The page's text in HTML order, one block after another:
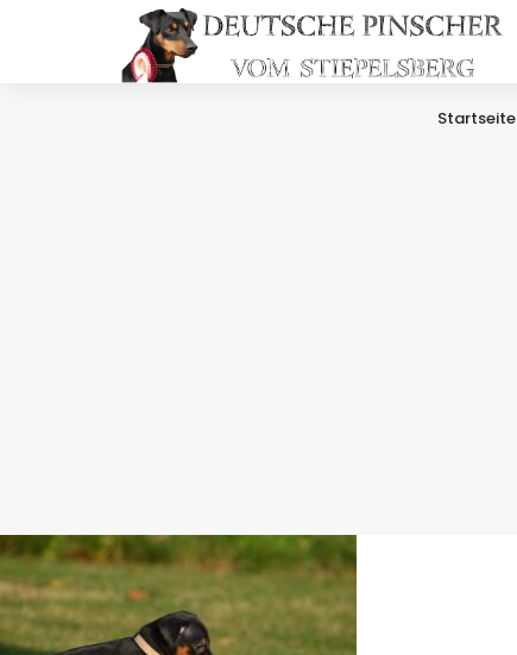
Startseite